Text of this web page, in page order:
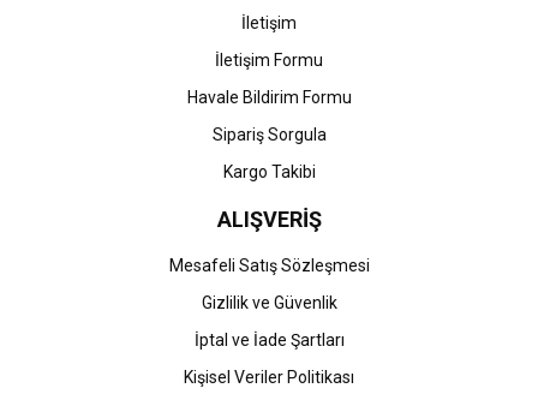
Gönder
İletişim
İletişim Formu
Havale Bildirim Formu
Sipariş Sorgula
Kargo Takibi
ALIŞVERİŞ
Mesafeli Satış Sözleşmesi
Gizlilik ve Güvenlik
İptal ve İade Şartları
Kişisel Veriler Politikası